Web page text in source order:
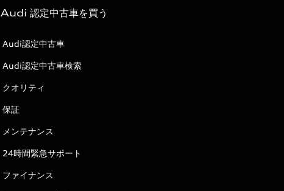
Audi 認定中古車を買う
Audi認定中古車
Audi認定中古車検索
クオリティ
保証
メンテナンス
24時間緊急サポート
ファイナンス